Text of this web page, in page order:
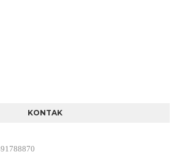
KONTAK